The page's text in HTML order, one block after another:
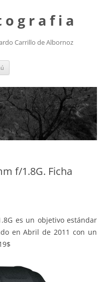
g r a f i a
Carrillo de Albornoz
f/1.8G. Ficha
es un objetivo estándar
en Abril de 2011 con un